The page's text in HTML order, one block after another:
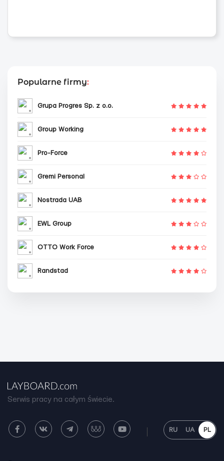
Popularne firmy:
Grupa Progres Sp. z o.o.
Group Working
Pro-Force
Gremi Personal
Nostrada UAB
EWL Group
OTTO Work Force
Randstad
Serwis pracy na całym świecie.
RU UA PL